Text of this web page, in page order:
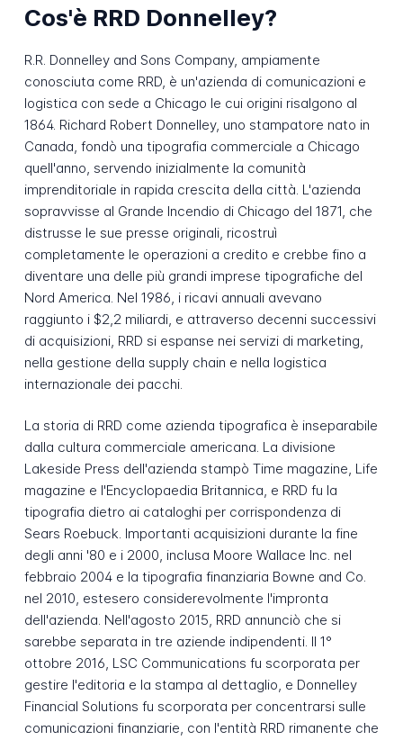
Cos'è RRD Donnelley?
R.R. Donnelley and Sons Company, ampiamente
conosciuta come RRD, è un'azienda di comunicazioni e
logistica con sede a Chicago le cui origini risalgono al
1864. Richard Robert Donnelley, uno stampatore nato in
Canada, fondò una tipografia commerciale a Chicago
quell'anno, servendo inizialmente la comunità
imprenditoriale in rapida crescita della città. L'azienda
sopravvisse al Grande Incendio di Chicago del 1871, che
distrusse le sue presse originali, ricostruì
completamente le operazioni a credito e crebbe fino a
diventare una delle più grandi imprese tipografiche del
Nord America. Nel 1986, i ricavi annuali avevano
raggiunto i $2,2 miliardi, e attraverso decenni successivi
di acquisizioni, RRD si espanse nei servizi di marketing,
nella gestione della supply chain e nella logistica
internazionale dei pacchi.
La storia di RRD come azienda tipografica è inseparabile
dalla cultura commerciale americana. La divisione
Lakeside Press dell'azienda stampò Time magazine, Life
magazine e l'Encyclopaedia Britannica, e RRD fu la
tipografia dietro ai cataloghi per corrispondenza di
Sears Roebuck. Importanti acquisizioni durante la fine
degli anni '80 e i 2000, inclusa Moore Wallace Inc. nel
febbraio 2004 e la tipografia finanziaria Bowne and Co.
nel 2010, estesero considerevolmente l'impronta
dell'azienda. Nell'agosto 2015, RRD annunciò che si
sarebbe separata in tre aziende indipendenti. Il 1°
ottobre 2016, LSC Communications fu scorporata per
gestire l'editoria e la stampa al dettaglio, e Donnelley
Financial Solutions fu scorporata per concentrarsi sulle
comunicazioni finanziarie, con l'entità RRD rimanente che